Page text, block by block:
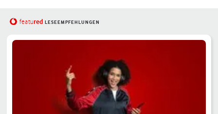
featured LESEEMPFEHLUNGEN